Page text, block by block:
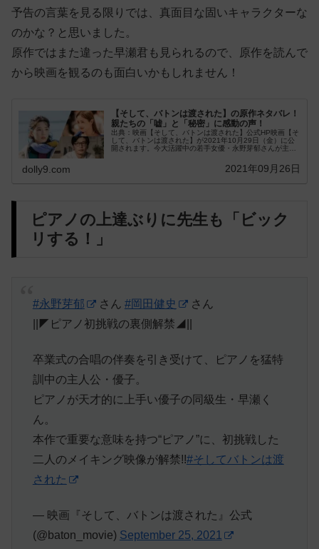
予告の言葉を見る限りでは、真面目な固いキャラクターな
のかな？と思いました。
原作ではまた違った早瀬君も見られるので、原作を読んで
から映画を観るのも面白いかもしれません！
【そして、バトンは渡された】の原作ネタバレ！
親たちの「嘘」と「秘密」に感動の声！
出典：映画【そして、バトンは渡された】公式HP映画【そ
して、バトンは渡された】が2021年10月29日（金）に公
開されます。今大活躍中の若手女優・永野芽郁さんが主演
dolly9.com 2021年09月26日
ピアノの上達ぶりに先生も「ビック
リする！」
#永野芽郁 さん #岡田健史
さん
||◤ピアノ初挑戦の裏側解禁◢||
卒業式の合唱の伴奏を引き受けて、ピアノを猛特
訓中の主人公・優子。
ピアノが天才的に上手い優子の同級生・早瀬く
ん。
本作で重要な意味を持つ“ピアノ”に、初挑戦した
二人のメイキング映像が解禁!!#そしてバトンは渡
された
— 映画『そして、バトンは渡された』公式
(@baton_movie) September 25, 2021